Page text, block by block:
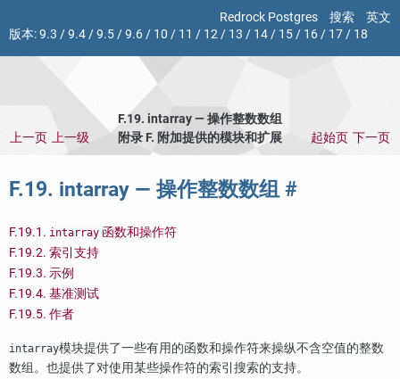
Redrock Postgres 搜索
英文
版本:9.3 /9.4/9.5/9.6/ 10 / 11 / 12/ 13 / 14/ 15/ 16/ 17/ 18
F.19. intarray — 操作整数数组
上一页 上一级 附录 F. 附加提供的模块和扩展 起始页 下一页
F.19. intarray — 操作整数数组#
F.19.1. intarray 函数和操作符
F.19.2. 索引支持
F.19.3. 示例
F.19.4. 基准测试
F.19.5. 作者
intarray模块提供了一些有用的函数和操作符来操纵不含空值的整数
数组。也提供了对使用某些操作符的索引搜索的支持。